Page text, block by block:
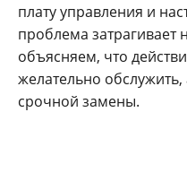
плату управления и
проблема затрагивает
объясняем, что
желательно обслужить,
срочной замены.